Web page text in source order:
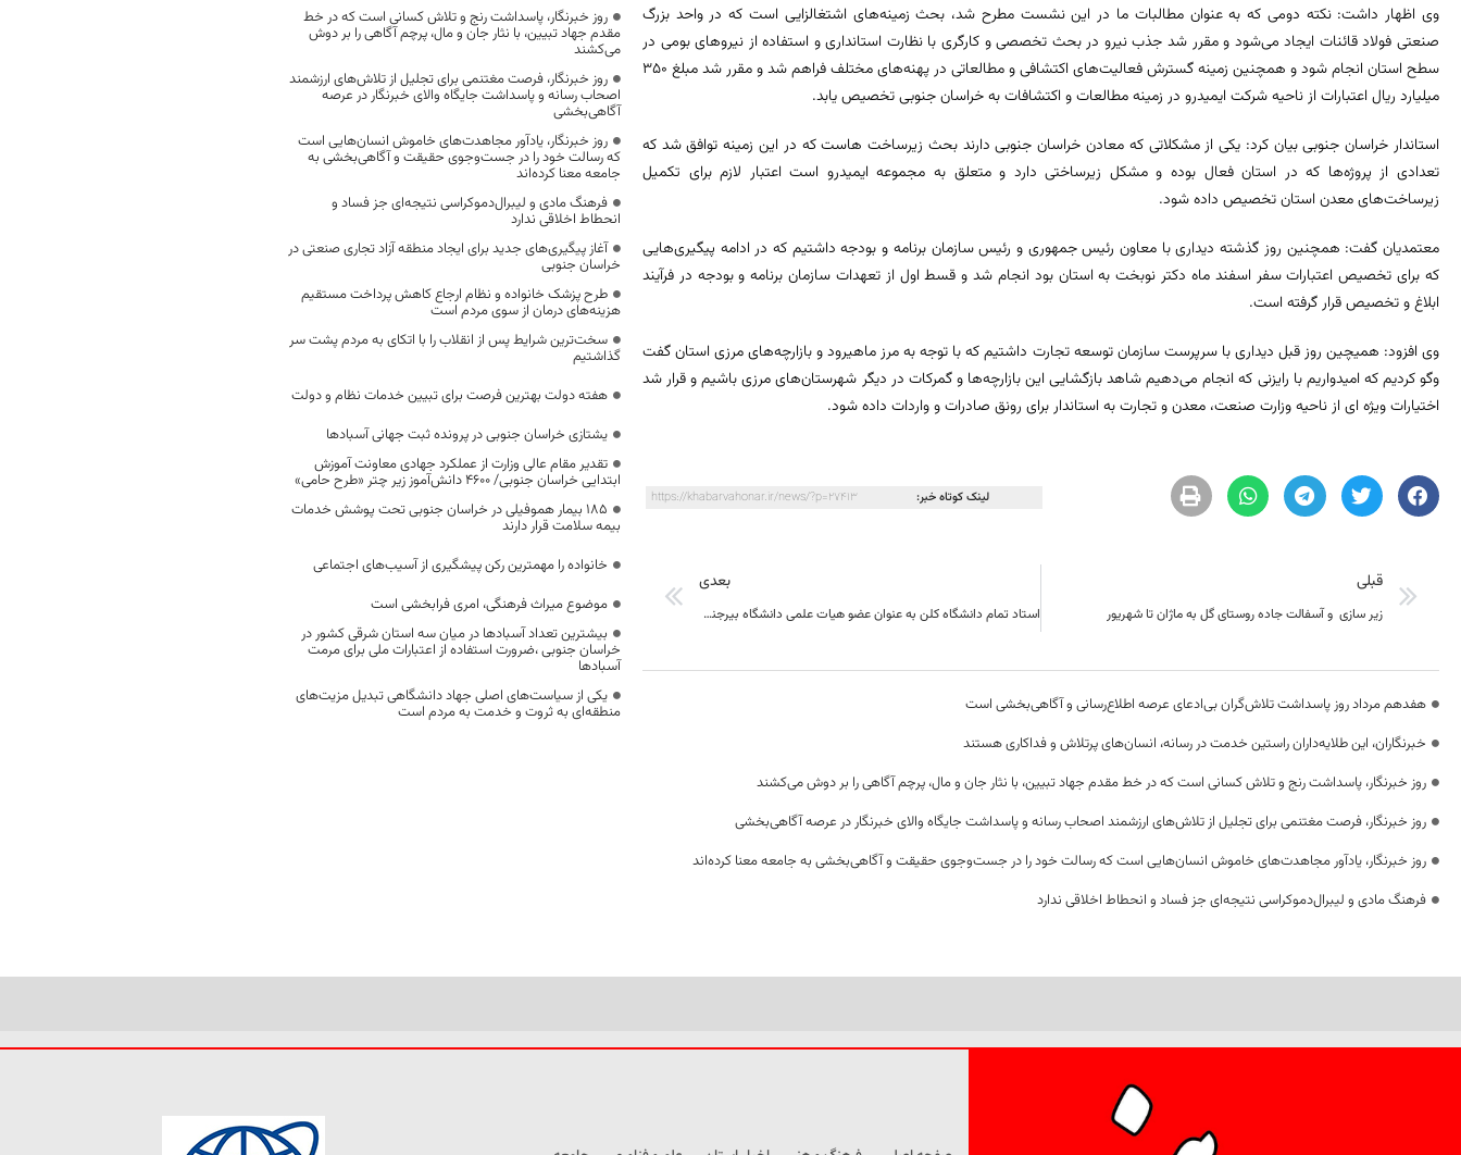
وی اظهار داشت: نکته دومی که به عنوان مطالبات ما در این نشست مطرح شد، بحث زمینه‌های اشتغالزایی است که در واحد بزرگ
صنعتی فولاد قائنات ایجاد می‌شود و مقرر شد جذب نیرو در بحث تخصصی و کارگری با نظارت استانداری و استفاده از نیروهای بومی در
سطح استان انجام شود و همچنین زمینه گسترش فعالیت‌های اکتشافی و مطالعاتی در پهنه‌های مختلف فراهم شد و مقرر شد مبلغ ۳۵۰
میلیارد ریال اعتبارات از ناحیه شرکت ایمیدرو در زمینه مطالعات و اکتشافات به خراسان جنوبی تخصیص یابد.
استاندار خراسان جنوبی بیان کرد: یکی از مشکلاتی که معادن خراسان جنوبی دارند بحث زیرساخت هاست که در این زمینه توافق شد که
تعدادی از پروژه‌ها که در استان فعال بوده و مشکل زیرساختی دارد و متعلق به مجموعه ایمیدرو است اعتبار لازم برای تکمیل
زیرساخت‌های معدن استان تخصیص داده شود.
معتمدیان گفت: همچنین روز گذشته دیداری با معاون رئیس جمهوری و رئیس سازمان برنامه و بودجه داشتیم که در ادامه پیگیری‌هایی
که برای تخصیص اعتبارات سفر اسفند ماه دکتر نوبخت به استان بود انجام شد و قسط اول از تعهدات سازمان برنامه و بودجه در فرآیند
ابلاغ و تخصیص قرار گرفته است.
وی افزود: همیچین روز قبل دیداری با سرپرست سازمان توسعه تجارت داشتیم که با توجه به مرز ماهیرود و بازارچه‌های مرزی استان گفت
وگو کردیم که امیدواریم با رایزنی که انجام می‌دهیم شاهد بازگشایی این بازارچه‌ها و گمرکات در دیگر شهرستان‌های مرزی باشیم و قرار شد
اختیارات ویژه ای از ناحیه وزارت صنعت، معدن و تجارت به استاندار برای رونق صادرات و واردات داده شود.
لینک کوتاه خبر: https://khabarvahonar.ir/news/?p=27413
قبلی
زیر سازی و آسفالت جاده روستای گل به ماژان تا شهریور
بعدی
استاد تمام دانشگاه کلن به عنوان عضو هیات علمی دانشگاه بیرجند معرفی شد
هفدهم مرداد روز پاسداشت تلاش‌گران بی‌ادعای عرصه اطلاع‌رسانی و آگاهی‌بخشی است
خبرنگاران، این طلایه‌داران راستین خدمت در رسانه، انسان‌های پرتلاش و فداکاری هستند
روز خبرنگار، پاسداشت رنج و تلاش کسانی است که در خط مقدم جهاد تبیین، با نثار جان و مال، پرچم آگاهی را بر دوش می‌کشند
روز خبرنگار، فرصت مغتنمی برای تجلیل از تلاش‌های ارزشمند اصحاب رسانه و پاسداشت جایگاه والای خبرنگار در عرصه آگاهی‌بخشی
روز خبرنگار، یادآور مجاهدت‌های خاموش انسان‌هایی است که رسالت خود را در جست‌وجوی حقیقت و آگاهی‌بخشی به جامعه معنا کرده‌اند
فرهنگ مادی و لیبرال‌دموکراسی نتیجه‌ای جز فساد و انحطاط اخلاقی ندارد
روز خبرنگار، پاسداشت رنج و تلاش کسانی است که در خط
مقدم جهاد تبیین، با نثار جان و مال، پرچم آگاهی را بر دوش
می‌کشند
روز خبرنگار، فرصت مغتنمی برای تجلیل از تلاش‌های ارزشمند
اصحاب رسانه و پاسداشت جایگاه والای خبرنگار در عرصه
آگاهی‌بخشی
روز خبرنگار، یادآور مجاهدت‌های خاموش انسان‌هایی است
که رسالت خود را در جست‌وجوی حقیقت و آگاهی‌بخشی به
جامعه معنا کرده‌اند
فرهنگ مادی و لیبرال‌دموکراسی نتیجه‌ای جز فساد و
انحطاط اخلاقی ندارد
آغاز پیگیری‌های جدید برای ایجاد منطقه آزاد تجاری صنعتی در
خراسان جنوبی
طرح پزشک خانواده و نظام ارجاع کاهش پرداخت مستقیم
هزینه‌های درمان از سوی مردم است
سخت‌ترین شرایط پس از انقلاب را با اتکای به مردم پشت سر
گذاشتیم
هفته دولت بهترین فرصت برای تبیین خدمات نظام و دولت
یشتازی خراسان جنوبی در پرونده ثبت جهانی آسبادها
تقدیر مقام عالی وزارت از عملکرد جهادی معاونت آموزش
ابتدایی خراسان جنوبی/ ۴۶۰۰ دانش‌آموز زیر چتر «طرح حامی»
۱۸۵ بیمار هموفیلی در خراسان جنوبی تحت پوشش خدمات
بیمه سلامت قرار دارند
خانواده را مهمترین رکن پیشگیری از آسیب‌های اجتماعی
موضوع میراث فرهنگی، امری فرابخشی است
بیشترین تعداد آسبادها در میان سه استان شرقی کشور در
خراسان جنوبی ،ضرورت استفاده از اعتبارات ملی برای مرمت
آسبادها
یکی از سیاست‌های اصلی جهاد دانشگاهی تبدیل مزیت‌های
منطقه‌ای به ثروت و خدمت به مردم است